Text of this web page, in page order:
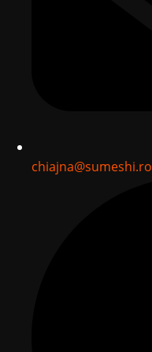
chiajna@sumeshi.ro